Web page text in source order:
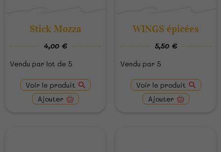
Stick Mozza
4,00 €
Vendu par lot de 5
Voir le produit
Ajouter
WINGS épicées
5,50 €
Vendu par 5
Voir le produit
Ajouter